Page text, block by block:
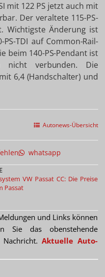
mit 122 PS jetzt auch mit
Der veraltete 115-PS-
Wichtigste Änderung ist
TDI auf Common-Rail-
beim 140-PS-Pendant ist
nicht verbunden. Die
6,4 (Handschalter) und
Autonews-Übersicht
whatsapp
VW Passat CC: Die Preise
Passat
und Links können
Sie das obenstehende
Nachricht.Aktuelle Auto-